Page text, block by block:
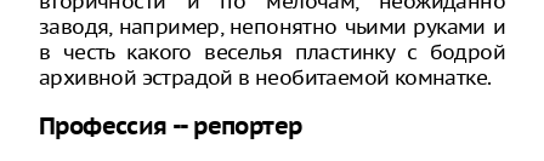
заводя, например, непонятно чьими руками и
в честь какого веселья пластинку с бодрой
архивной эстрадой в необитаемой комнатке.
Профессия -- репортер